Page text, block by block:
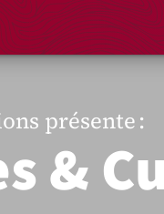
présente :
&